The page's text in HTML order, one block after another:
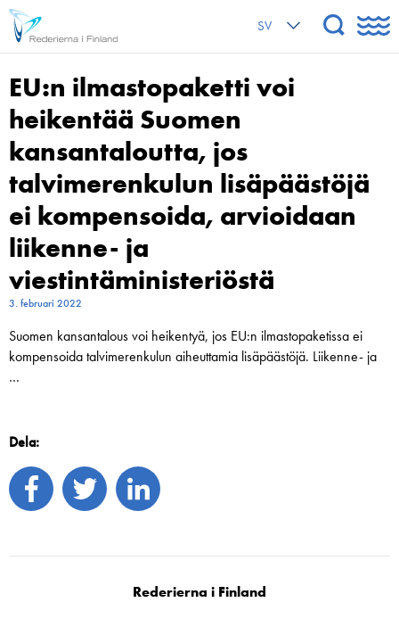
SV
EU:n ilmastopaketti voi
heikentää Suomen
kansantaloutta, jos
talvimerenkulun lisäpäästöjä
ei kompensoida, arvioidaan
liikenne- ja
viestintäministeriöstä
3. februari 2022
Suomen kansantalous voi heikentyä, jos EU:n ilmastopaketissa ei
kompensoida talvimerenkulun aiheuttamia lisäpäästöjä. Liikenne- ja
…
Dela:
Rederierna i Finland